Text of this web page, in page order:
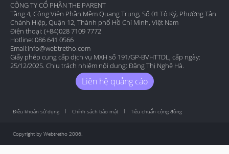
CÔNG TY CỔ PHẦN THE PARENT
Tầng 4, Công Viên Phần Mềm Quang Trung, Số 01 Tô Ký, Phường Tân
Chánh Hiệp, Quận 12, Thành phố Hồ Chí Minh, Việt Nam
Điện thoại: (+84)028 7109 7772
Hotline: 086 641 0566
Email:info@webtretho.com
Giấy phép cung cấp dịch vụ MXH số 191/GP-BVHTTDL, cấp ngày:
25/12/2025. Chịu trách nhiệm nội dung: Đặng Thị Nghệ Hà.
Liên hệ quảng cáo
Copyright by Webtretho 2006.
Điều khoản sử dụng Chính sách bảo mật Tiêu chuẩn cộng đồng